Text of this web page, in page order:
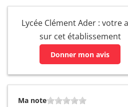
Lycée Clément Ader : votre
sur cet établissement
Donner mon avis
Ma note